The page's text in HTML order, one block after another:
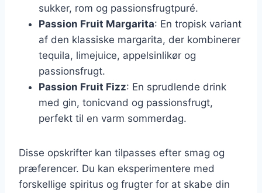
sukker, rom og passionsfrugtpuré.
Passion Fruit Margarita: En tropisk variant
af den klassiske margarita, der kombinerer
tequila, limejuice, appelsinlikør og
passionsfrugt.
Passion Fruit Fizz: En sprudlende drink
med gin, tonicvand og passionsfrugt,
perfekt til en varm sommerdag.
Disse opskrifter kan tilpasses efter smag og
præferencer. Du kan eksperimentere med
forskellige spiritus og frugter for at skabe din